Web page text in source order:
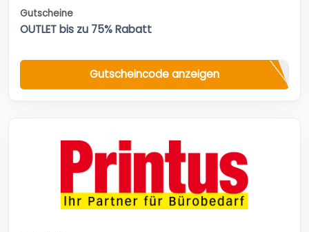
Gutscheine
OUTLET bis zu 75% Rabatt
Gutscheincode anzeigen